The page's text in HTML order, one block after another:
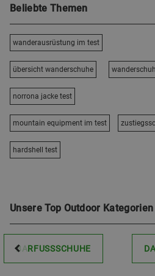
Beliebte Themen
wanderausrüstung im test
übersicht wanderschuhe
norrona jacke test
mountain equipment im test
hardshell test
Unsere Top Outdoor Kategorien
BARFUSSSCHUHE